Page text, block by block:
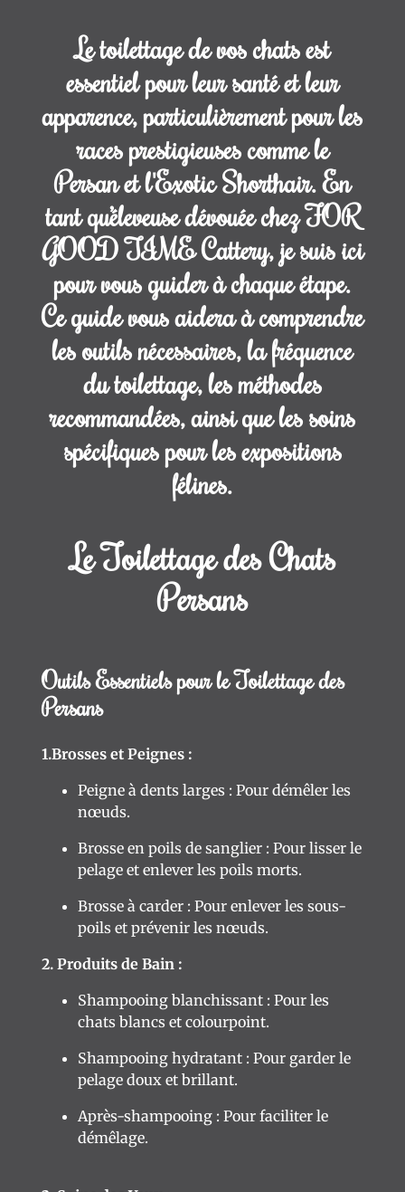
chatons
L’Exotic
Shorthair
Persan
Toilettage
Chats
Persans
Exotic
Shorthair
Guide
Complet
L'arrivée
conseils
FAQ
Contact
Légales
Le toilettage de vos chats est
essentiel pour leur santé et leur
apparence, particulièrement pour les
races prestigieuses comme le
Persan et l'Exotic Shorthair. En
tant qu’éleveuse dévouée chez FOR
GOOD TIME Cattery, je suis ici
pour vous guider à chaque étape.
Ce guide vous aidera à comprendre
les outils nécessaires, la fréquence
du toilettage, les méthodes
recommandées, ainsi que les soins
spécifiques pour les expositions
félines.
Le Toilettage des Chats
Persans
Outils Essentiels pour le Toilettage des
Persans
1.Brosses et Peignes :
Peigne à dents larges : Pour démêler les
nœuds.
Brosse en poils de sanglier : Pour lisser le
pelage et enlever les poils morts.
Brosse à carder : Pour enlever les sous-
poils et prévenir les nœuds.
2. Produits de Bain :
Shampooing blanchissant : Pour les
chats blancs et colourpoint.
Shampooing hydratant : Pour garder le
pelage doux et brillant.
Après-shampooing : Pour faciliter le
démêlage.